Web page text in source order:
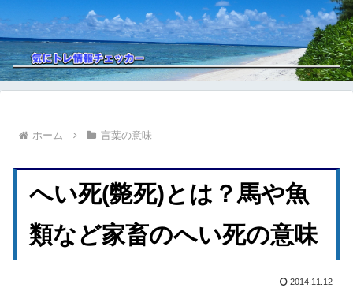
ホーム 言葉の意味
へい死(斃死)とは？馬や魚
類など家畜のへい死の意味
2014.11.12